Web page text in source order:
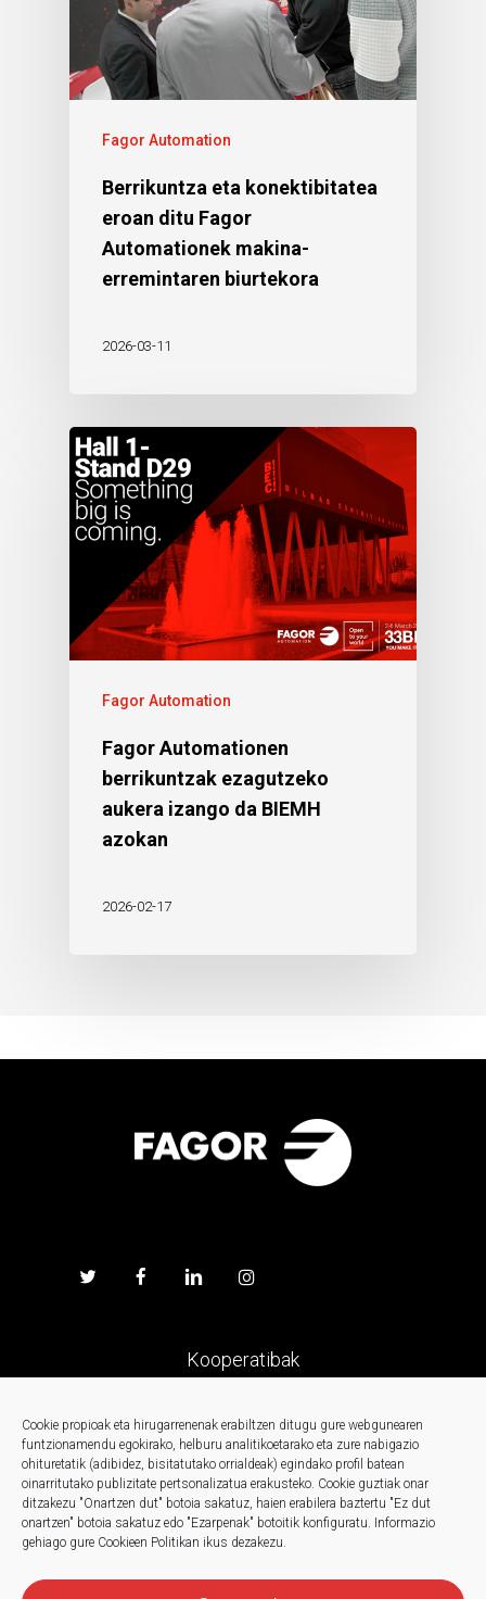
Cookie propioak eta hirugarrenenak erabiltzen ditugu gure webgunearen
funtzionamendu egokirako, helburu analitikoetarako eta zure nabigazio
ohituretatik (adibidez, bisitatutako orrialdeak) egindako profil batean
oinarritutako publizitate pertsonalizatua erakusteko. Cookie guztiak onar
ditzakezu "Onartzen dut" botoia sakatuz, haien erabilera baztertu "Ez dut
onartzen" botoia sakatuz edo "Ezarpenak" botoitik konfiguratu. Informazio
gehiago gure Cookieen Politikan ikus dezakezu.
Fagor Automation
Berrikuntza eta konektibitatea
eroan ditu Fagor
Automationek makina-
erremintaren biurtekora
2026-03-11
Fagor Automation
Fagor Automationen
berrikuntzak ezagutzeko
aukera izango da BIEMH
azokan
2026-02-17
Kooperatibak
Prentsa
Kontaktua
Berriak